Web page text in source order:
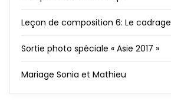
Leçon de composition 6: Le cadrage
Sortie photo spéciale « Asie 2017 »
Mariage Sonia et Mathieu